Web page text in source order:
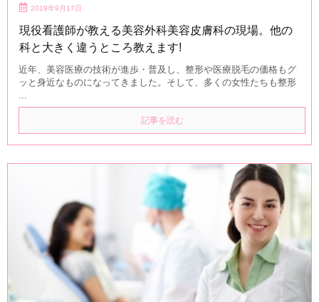
2019年9月17日
現役看護師が教える美容外科美容皮膚科の現場。他の
科と大きく違うところ教えます!
近年、美容医療の技術が進歩・普及し、整形や医療脱毛の価格もグ
ッと身近なものになってきました。そして、多くの女性たちも整形
記事を読む